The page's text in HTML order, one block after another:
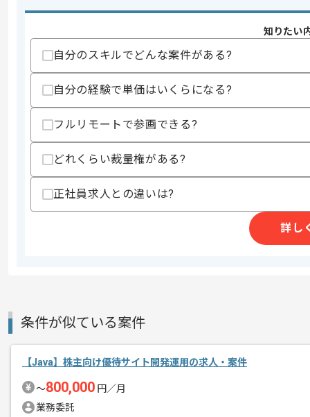
スキル
・Javaを用いたAPI構築経験
・新規PJの立ち上げ経験
歓迎スキル
・AWSを利用したシステム設計と開発
-React
-Docker
-Spring
-Spring Boot
・CI/CDを意識した開発経験
・O/R Mapperを用いた開発経験
・リレーショナルデータベースを用い
・Gitを用いたバージョン管理経験
精算・お支払い
精算基準時間
140時間〜180時間
知りたい
自分のスキルでどんな案件がある?
自分の経験で単価はいくらになる?
フルリモートで参画できる?
どれくらい裁量権がある?
正社員求人との違いは?
詳し
条件が似ている案件
【Java】株主向け優待サイト開発運用の求人・案件
〜800,000 円／月
業務委託